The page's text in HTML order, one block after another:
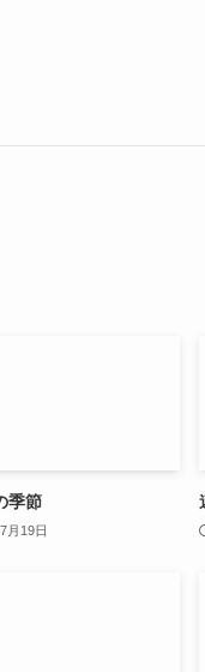
季節
月19日